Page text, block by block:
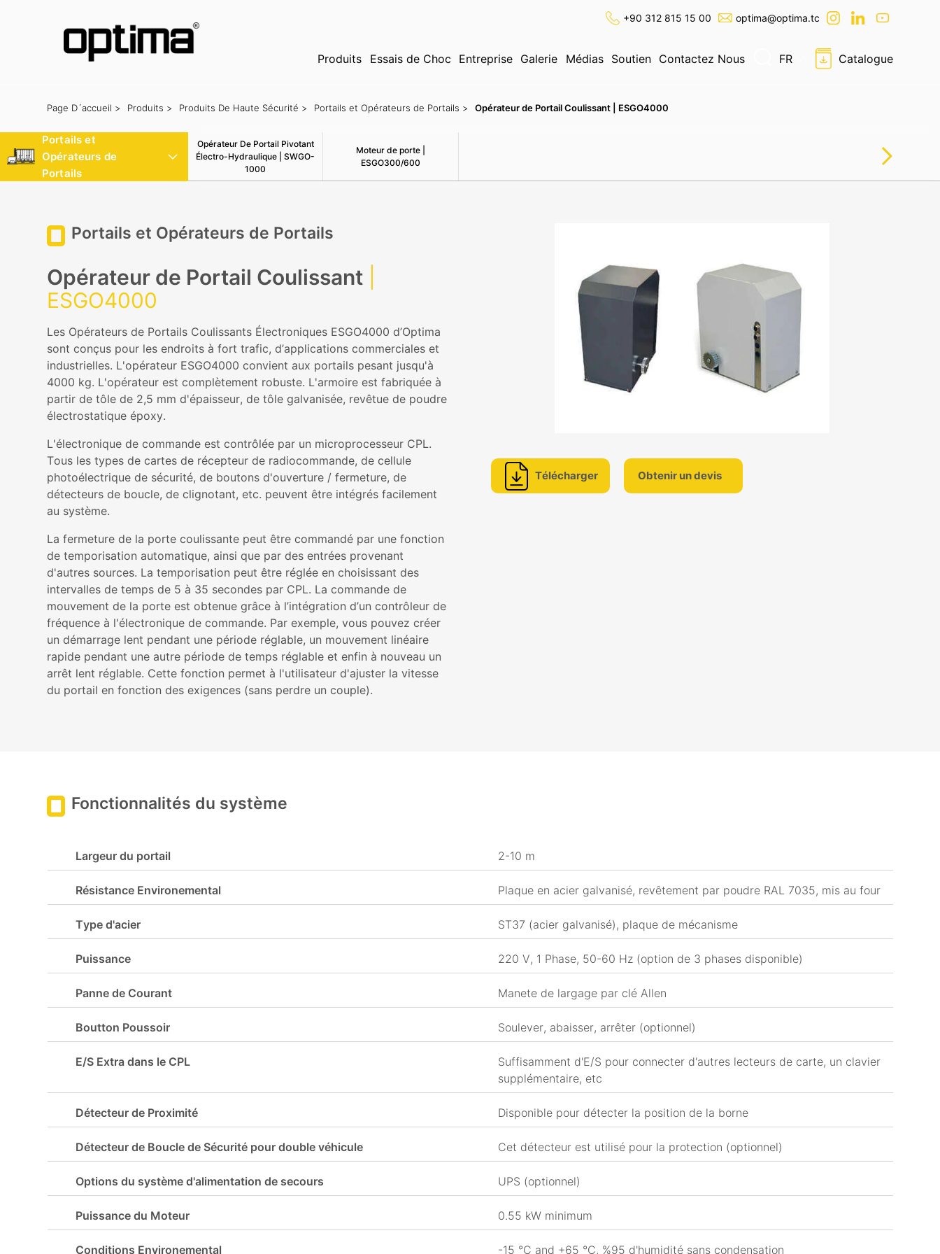
✕
Populaire: Barrière Bloqueur de route Bollard Portail coulissant
Système de reconnaissance des plaques d'immatriculation
+90 312 815 15 00 optima@optima.tc
Produits Essais de Choc Entreprise Galerie Médias Soutien Contactez Nous FR Catalogue
Page D´accueil > Produits > Produits De Haute Sécurité > Portails et Opérateurs de Portails > Opérateur de Portail Coulissant | ESGO4000
Portails et
Opérateurs de
Portails
Opérateur De Portail Pivotant
Électro-Hydraulique | SWGO-
1000
Moteur de porte |
ESGO300/600
Portails et Opérateurs de Portails
Opérateur de Portail Coulissant
ESGO4000
Les Opérateurs de Portails Coulissants Électroniques ESGO4000 d’Optima
sont conçus pour les endroits à fort trafic, d’applications commerciales et
industrielles. L'opérateur ESGO4000 convient aux portails pesant jusqu'à
4000 kg. L'opérateur est complètement robuste. L'armoire est fabriquée à
partir de tôle de 2,5 mm d'épaisseur, de tôle galvanisée, revêtue de poudre
électrostatique époxy.
L'électronique de commande est contrôlée par un microprocesseur CPL.
Tous les types de cartes de récepteur de radiocommande, de cellule
photoélectrique de sécurité, de boutons d'ouverture / fermeture, de
détecteurs de boucle, de clignotant, etc. peuvent être intégrés facilement
au système.
La fermeture de la porte coulissante peut être commandé par une fonction
de temporisation automatique, ainsi que par des entrées provenant
d'autres sources. La temporisation peut être réglée en choisissant des
intervalles de temps de 5 à 35 secondes par CPL. La commande de
mouvement de la porte est obtenue grâce à l’intégration d’un contrôleur de
fréquence à l'électronique de commande. Par exemple, vous pouvez créer
un démarrage lent pendant une période réglable, un mouvement linéaire
rapide pendant une autre période de temps réglable et enfin à nouveau un
arrêt lent réglable. Cette fonction permet à l'utilisateur d'ajuster la vitesse
du portail en fonction des exigences (sans perdre un couple).
Télécharger Obtenir un devis
Fonctionnalités du système
Largeur du portail 2-10 m
Résistance Environemental Plaque en acier galvanisé, revêtement par poudre RAL 7035, mis au four
Type d'acier ST37 (acier galvanisé), plaque de mécanisme
Puissance 220 V, 1 Phase, 50-60 Hz (option de 3 phases disponible)
Panne de Courant Manete de largage par clé Allen
Boutton Poussoir Soulever, abaisser, arrêter (optionnel)
E/S Extra dans le CPL
Suffisamment d'E/S pour connecter d'autres lecteurs de carte, un clavier
supplémentaire, etc
Détecteur de Proximité Disponible pour détecter la position de la borne
Détecteur de Boucle de Sécurité pour double véhicule Cet détecteur est utilisé pour la protection (optionnel)
Options du système d'alimentation de secours UPS (optionnel)
Puissance du Moteur 0.55 kW minimum
Conditions Environemental -15 °C and +65 °C, %95 d'humidité sans condensation